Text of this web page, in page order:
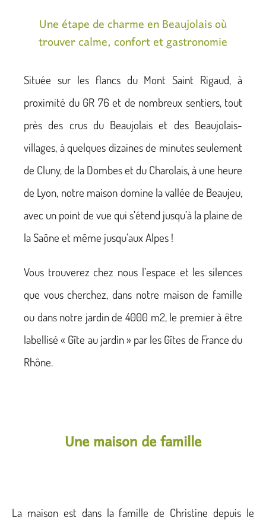
Une étape de charme en Beaujolais où
trouver calme, confort et gastronomie
Située sur les flancs du Mont Saint Rigaud, à
proximité du GR 76 et de nombreux sentiers, tout
près des crus du Beaujolais et des Beaujolais-
villages, à quelques dizaines de minutes seulement
de Cluny, de la Dombes et du Charolais, à une heure
de Lyon, notre maison domine la vallée de Beaujeu,
avec un point de vue qui s’étend jusqu’à la plaine de
la Saône et même jusqu’aux Alpes !
Vous trouverez chez nous l’espace et les silences
que vous cherchez, dans notre maison de famille
ou dans notre jardin de 4000 m2, le premier à être
labellisé « Gîte au jardin » par les Gîtes de France du
Rhône.
Une maison de famille
La maison est dans la famille de Christine depuis le